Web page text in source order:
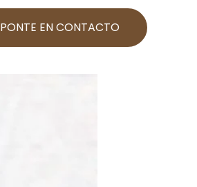
PONTE EN CONTACTO